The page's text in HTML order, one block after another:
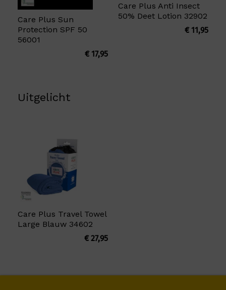
Care Plus Sun
Protection SPF 50
56001
€17,95
Care Plus Anti Insect
50% Deet Lotion 32902
€11,95
Uitgelicht
Care Plus Travel Towel
Large Blauw 34602
€27,95